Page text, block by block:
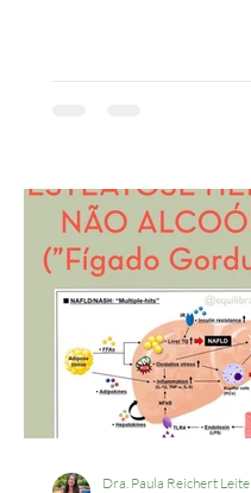
Dra. Paula Reichert Leite